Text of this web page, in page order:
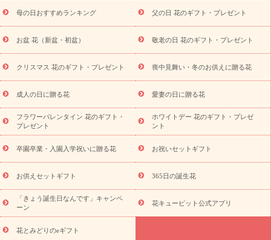
供え・お悔やみ商品一覧
お供え・お悔やみの花
四十九日法要以
お供え プリザーブドフラワー
ペットのお供えフラワー
お盆（新
盆・初盆）
その他 お祝い返し お見舞い
お取り寄せギフト
ビジネス用
ご自宅用 観葉植物 ミディ胡蝶蘭
プリザーブ
ドフラワー
スタイルから探す アレンジメント 花束
スタ
ンド花
お祝い お供え・お悔やみ 胡蝶蘭 胡蝶蘭・花鉢
ディ胡蝶蘭・お祝い
ミディ胡蝶蘭・お供え
世界初の青色胡蝶蘭
観葉植物
観葉植物 産直多肉植物
プリザーブドフラワー
お祝い
お供え・お悔やみ 花とセットギフト
セミオーダー
プチギフト（hanamore -ハナモア-）
花とみどりのeギフト
キューピットのeGfit
カラー ピンク イエローオレンジ
レッ
ド
お花の種類 トルコキキョウ
お祝い お祝い・3000円～ お祝い・4000円～
お祝い・
5000円～
お祝い・7000円～ お祝い・ 10000円～
お供え・お
悔やみ
円～
お供え・お悔やみ・
母の日おすすめランキング 父の日 花のギフト・プレゼント
お盆 花（新盆・初盆） 敬老の日 花のギフト・プレゼント
クリスマス 花のギフト・プレゼント 喪中見舞い・冬のお供えに贈る花
成人の日に贈る花 愛妻の日に贈る花
フラワーバレンタイン 花のギフト・
プレゼント
ホワイトデー 花のギフト・プレゼ
ント
卒園卒業・入園入学祝いに贈る花 お祝いセットギフト
お供えセットギフト 365日の誕生花
「きょう誕生日なんです」キャンペ
ーン
花キューピット公式アプリ
花とみどりのeギフト